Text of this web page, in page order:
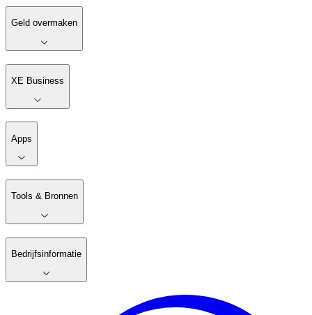
Geld overmaken
XE Business
Apps
Tools & Bronnen
Bedrijfsinformatie